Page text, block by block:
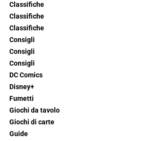
Classifiche
Classifiche
Classifiche
Consigli
Consigli
Consigli
DC Comics
Disney+
Fumetti
Giochi da tavolo
Giochi di carte
Guide